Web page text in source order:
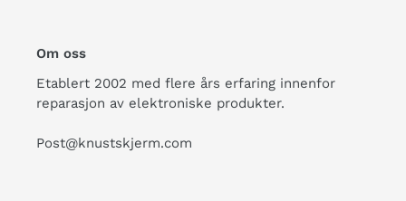
Om oss
Etablert 2002 med flere års erfaring innenfor
reparasjon av elektroniske produkter.
Post@knustskjerm.com